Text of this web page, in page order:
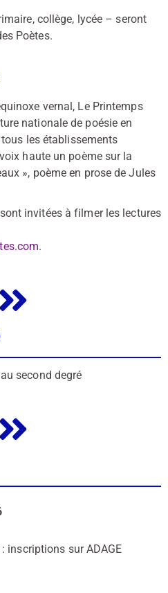
collège, lycée – seront
Poètes.
vernal, Le Printemps
nationale de poésie en
les établissements
haute un poème sur la
», poème en prose de Jules
invitées à filmer les lectures
.
second degré
inscriptions sur ADAGE